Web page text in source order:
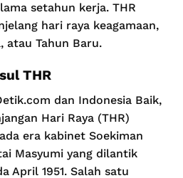
setahun kerja. THR
hari raya keagamaan,
Tahun Baru.
THR
dan Indonesia Baik,
Hari Raya (THR)
era kabinet Soekiman
Masyumi yang dilantik
April 1951. Salah satu